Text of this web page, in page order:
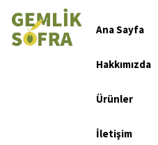
Salta
vai
Ana Sayfa
Hakkımızda
Ürünler
İletişim